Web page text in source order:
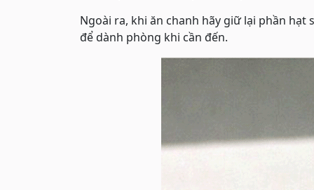
Ngoài ra, khi ăn chanh hãy giữ lại phần
để dành phòng khi cần đến.